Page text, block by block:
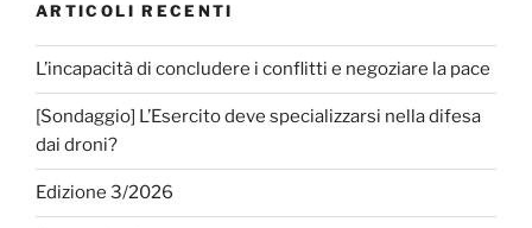
ARTICOLI RECENTI
L’incapacità di concludere i conflitti e negoziare la pace
[Sondaggio] L’Esercito deve specializzarsi nella difesa
dai droni?
Edizione 3/2026